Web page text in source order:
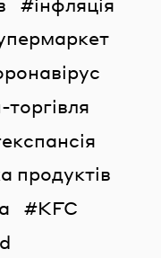
експансія
продуктів
KFC